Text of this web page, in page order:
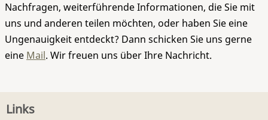
Nachfragen, weiterführende Informationen, die Sie mit
uns und anderen teilen möchten, oder haben Sie eine
Ungenauigkeit entdeckt? Dann schicken Sie uns gerne
eine Mail. Wir freuen uns über Ihre Nachricht.
Links